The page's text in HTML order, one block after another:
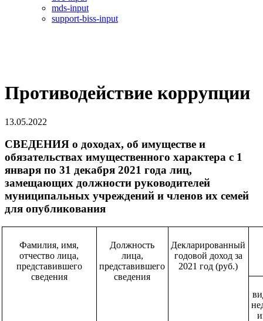
mds-input
support-biss-input
Противодействие коррупции
13.05.2022
СВЕДЕНИЯ о доходах, об имуществе и
обязательствах имущественного характера с 1
января по 31 декабря 2021 года лиц,
замещающих должности руководителей
муниципальных учреждений и членов их семей
для опубликования
Фамилия, имя,
отчество лица,
представившего
сведения
Должность
лица,
представившего
сведения
Декларированный
годовой доход за
2021 год (руб.)